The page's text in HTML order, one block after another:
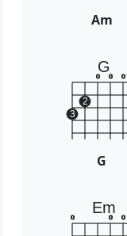
Am
G
3
2
o o o
G
Em
o o o